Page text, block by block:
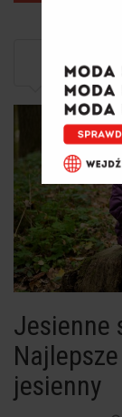
Jesienne
jesienny